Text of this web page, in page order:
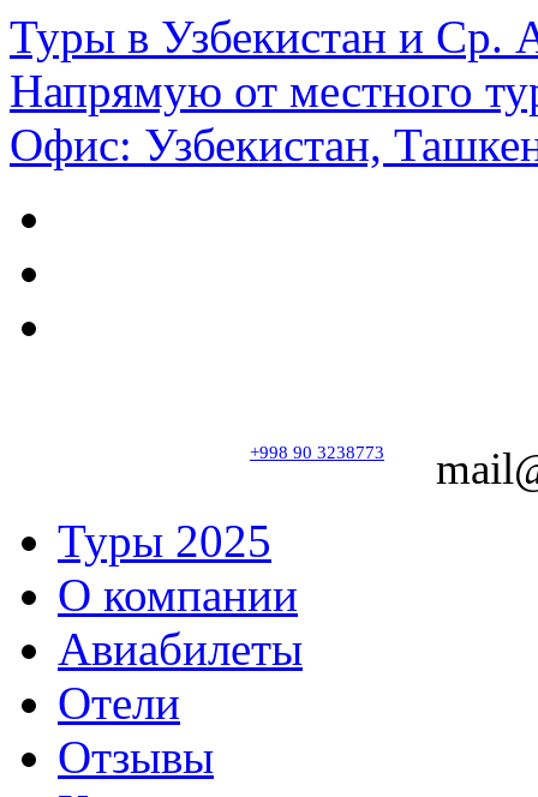
Туры в Узбекистан и Ср.
Напрямую от местного
Офис: Узбекистан,
+998 90 3238773
Туры 2025
О компании
Авиабилеты
Отели
Отзывы